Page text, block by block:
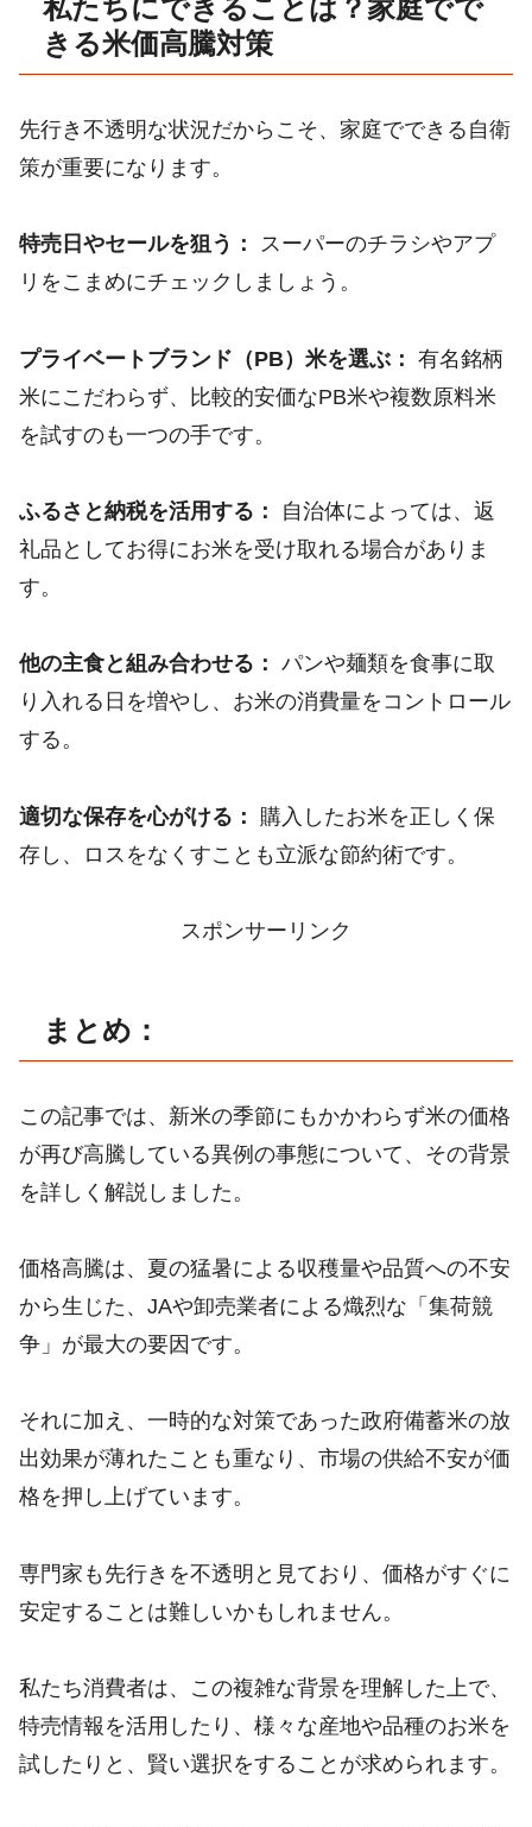
私たちにできることは？家庭でで
きる米価高騰対策
先行き不透明な状況だからこそ、家庭でできる自衛
策が重要になります。
特売日やセールを狙う：
スーパーのチラシやアプ
リをこまめにチェックしましょう。
プライベートブランド（PB）米を選ぶ： 有名銘柄
米にこだわらず、比較的安価なPB米や複数原料米
を試すのも一つの手です。
ふるさと納税を活用する：
自治体によっては、返
礼品としてお得にお米を受け取れる場合がありま
す。
他の主食と組み合わせる： パンや麺類を食事に取
り入れる日を増やし、お米の消費量をコントロール
する。
適切な保存を心がける：
購入したお米を正しく保
存し、ロスをなくすことも立派な節約術です。
スポンサーリンク
まとめ：
この記事では、新米の季節にもかかわらず米の価格
が再び高騰している異例の事態について、その背景
を詳しく解説しました。
価格高騰は、夏の猛暑による収穫量や品質への不安
から生じた、JAや卸売業者による熾烈な「集荷競
争」が最大の要因です。
それに加え、一時的な対策であった政府備蓄米の放
出効果が薄れたことも重なり、市場の供給不安が価
格を押し上げています。
専門家も先行きを不透明と見ており、価格がすぐに
安定することは難しいかもしれません。
私たち消費者は、この複雑な背景を理解した上で、
特売情報を活用したり、様々な産地や品種のお米を
試したりと、賢い選択をすることが求められます。